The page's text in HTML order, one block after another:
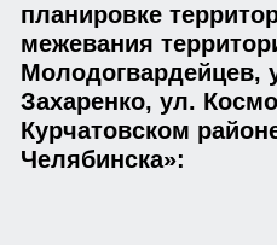
планировке
межевания
Молодогвардейцев,
Захаренко, ул.
Курчатовском
Челябинска»: